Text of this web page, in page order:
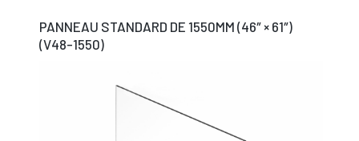
PANNEAU STANDARD DE 1550MM (46″ × 61″)
(V48-1550)